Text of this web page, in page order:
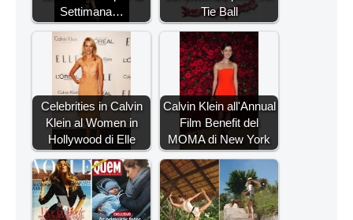
Settimana…
Tie Ball
Celebrities in Calvin
Klein al Women in
Hollywood di Elle
Calvin Klein all'Annua​l
Film Benefit del
MOMA di New York